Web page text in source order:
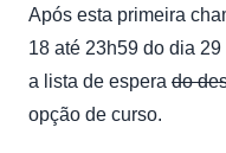
Após esta primeira
18 até 23h59 do dia
a lista de espera do
opção de curso.